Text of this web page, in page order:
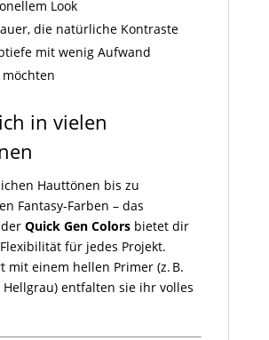
Look
die natürliche Kontraste
mit wenig Aufwand
in vielen
Hauttönen bis zu
Fantasy-Farben – das
Quick Gen Colorsbietet dir
für jedes Projekt.
mit einem hellen Primer (z. B.
entfalten sie ihr volles